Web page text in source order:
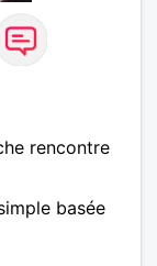
rencontre
basée